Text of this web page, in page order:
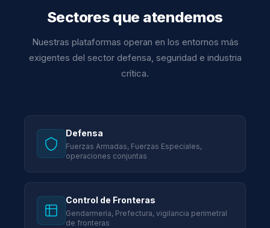
Sectores que atendemos
Nuestras plataformas operan en los entornos más
exigentes del sector defensa, seguridad e industria
crítica.
Defensa
Fuerzas Armadas, Fuerzas Especiales,
operaciones conjuntas
Control de Fronteras
Gendarmería, Prefectura, vigilancia perimetral
de fronteras